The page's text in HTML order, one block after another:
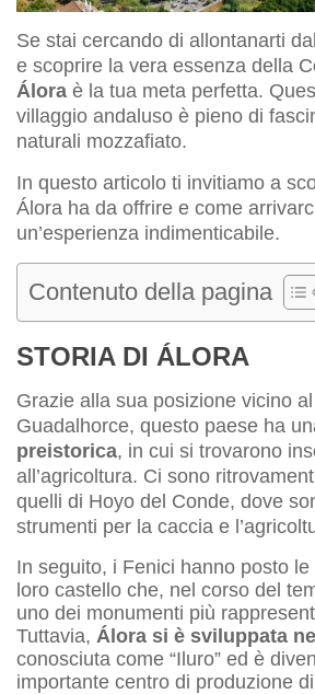
Se stai cercando di allontanarti
e scoprire la vera essenza della
Álora è la tua meta perfetta.
villaggio andaluso è pieno di
naturali mozzafiato.
In questo articolo ti invitiamo a
Álora ha da offrire e come
un’esperienza indimenticabile.
Contenuto della pagina
STORIA DI ÁLORA
Grazie alla sua posizione vicino
Guadalhorce, questo paese ha
preistorica, in cui si trovarono
all’agricoltura. Ci sono
quelli di Hoyo del Conde, dove
strumenti per la caccia e
In seguito, i Fenici hanno posto le
loro castello che, nel corso del
uno dei monumenti più
Tuttavia, Álora si è sviluppata
conosciuta come “Iluro” ed è
importante centro di produzione